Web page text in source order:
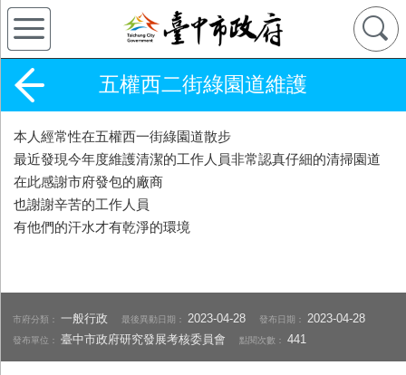
五權西二街綠園道維護
本人經常性在五權西一街綠園道散步
最近發現今年度維護清潔的工作人員非常認真仔細的清掃園道
在此感謝市府發包的廠商
也謝謝辛苦的工作人員
有他們的汗水才有乾淨的環境
市府分類：一般行政 最後異動日期： 2023-04-28 發布日期： 2023-04-28
發布單位：臺中市政府研究發展考核委員會 點閱次數：441